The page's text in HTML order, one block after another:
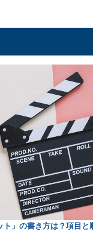
ト」の書き方は？項目と